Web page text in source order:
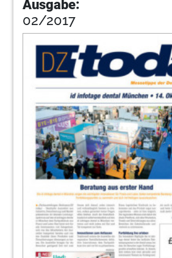
Ausgabe:
02/2017